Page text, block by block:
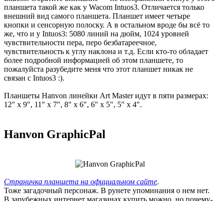
планшета такой же как у Wacom Intuos3. Отличается только
внешний вид самого планшета. Планшет имеет четыре
кнопки и сенсорную полоску. А в остальном вроде бы всё то
же, что и у Intuos3: 5080 линий на дюйм, 1024 уровней
чувствительности пера, перо безбатареечное,
чувствительность к углу наклона и т.д. Если кто-то обладает
более подробной информацией об этом планшете, то
пожалуйста разубедите меня что этот планшет никак не
связан с Intuos3 :).
Планшеты Hanvon линейки Art Master идут в пяти размерах:
12" x 9", 11" x 7", 8" x 6", 6" x 5", 5" x 4".
Hanvon GraphicPal
Страничка планшета на официальном сайте.
Тоже загадочный персонаж. В рунете упоминания о нем нет.
В зарубежных интернет магазинах купить можно, но почему-